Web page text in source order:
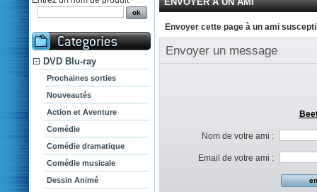
DVD Blu-ray
Prochaines sorties
Nouveautés
Action et Aventure
Comédie
Comédie dramatique
Comédie musicale
Dessin Animé
Envoyer cette page à un ami
Envoyer un message
Nom de votre ami :
Email de votre ami :